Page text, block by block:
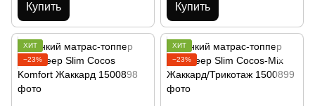
Купить Купить
ХИТ
−23%
ХИТ
−23%